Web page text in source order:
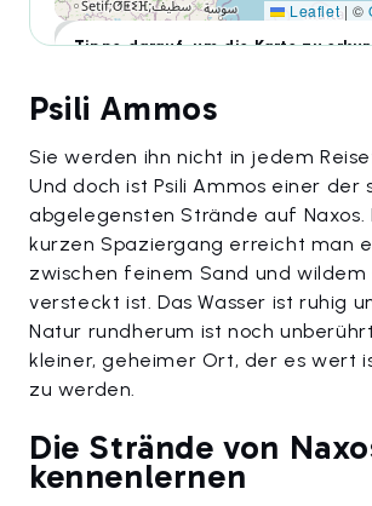
Leaflet | ©
Tippe darauf, um die Karte zu
Psili Ammos
Sie werden ihn nicht in jedem
Und doch ist Psili Ammos einer der
abgelegensten Strände auf Naxos.
kurzen Spaziergang erreicht man
zwischen feinem Sand und wildem
versteckt ist. Das Wasser ist ruhig
Natur rundherum ist noch
kleiner, geheimer Ort, der es wert
zu werden.
Die Strände von
kennenlernen